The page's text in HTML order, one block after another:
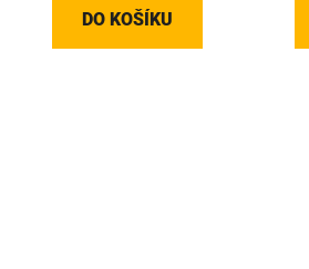
DO KOŠÍKU